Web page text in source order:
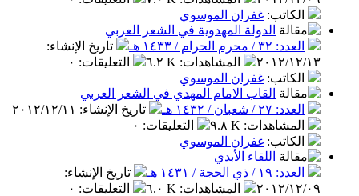
الكاتب: غفران الموسوي
الدولة المهدوية في الشعر العربي
العدد: ٣٢ / محرم الحرام / ١٤٣٣ هـ
تاريخ الإنشاء:
٢٠١٢/١٢/١٣
المشاهدات: ٦.٢ K التعليقات: ٠
الكاتب: غفران الموسوي
القاب الامام المهدي في الشعر العربي
العدد: ٢٧ / شعبان / ١٤٣٢ هـ
تاريخ الإنشاء: ٢٠١٢/١٢/١١
المشاهدات: ٩.٨ K التعليقات: ٠
الكاتب: غفران الموسوي
اللقاء الأبدي
العدد: ١٩ / ذي الحجة / ١٤٣١ هـ
تاريخ الإنشاء:
٢٠١٢/١٢/٠٩
المشاهدات: ٦.٠ K التعليقات: ٠